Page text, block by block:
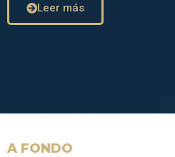
Leer más
A FONDO